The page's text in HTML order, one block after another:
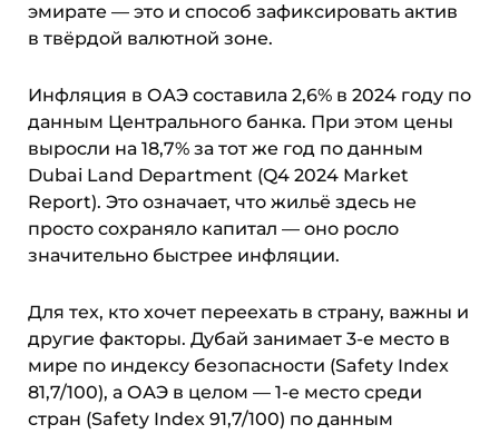
эмирате — это и способ зафиксировать актив
в твёрдой валютной зоне.
Инфляция в ОАЭ составила 2,6% в 2024 году по
данным Центрального банка. При этом цены
выросли на 18,7% за тот же год по данным
Dubai Land Department (Q4 2024 Market
Report). Это означает, что жильё здесь не
просто сохраняло капитал — оно росло
значительно быстрее инфляции.
Для тех, кто хочет переехать в страну, важны и
другие факторы. Дубай занимает 3-е место в
мире по индексу безопасности (Safety Index
81,7/100), а ОАЭ в целом — 1-е место среди
стран (Safety Index 91,7/100) по данным